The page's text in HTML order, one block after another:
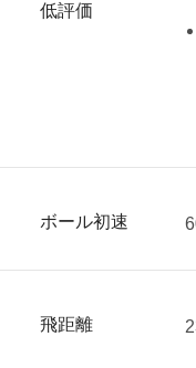
低評価
ボール初速
飛距離